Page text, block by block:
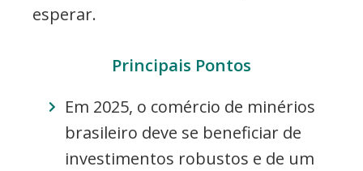
esperar.
Principais Pontos
Em 2025, o comércio de minérios
brasileiro deve se beneficiar de
investimentos robustos e de um